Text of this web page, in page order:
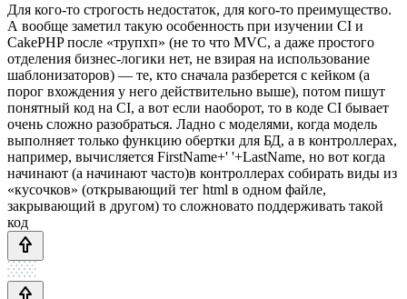
Для кого-то строгость недостаток, для кого-то преимущество.
А вообще заметил такую особенность при изучении CI и
CakePHP после «трупхп» (не то что MVC, а даже простого
отделения бизнес-логики нет, не взирая на использование
шаблонизаторов) — те, кто сначала разберется с кейком (а
порог вхождения у него действительно выше), потом пишут
понятный код на CI, а вот если наоборот, то в коде CI бывает
очень сложно разобраться. Ладно с моделями, когда модель
выполняет только функцию обертки для БД, а в контроллерах,
например, вычисляется FirstName+' '+LastName, но вот когда
начинают (а начинают часто)в контроллерах собирать виды из
«кусочков» (открывающий тег html в одном файле,
закрывающий в другом) то сложновато поддерживать такой
код